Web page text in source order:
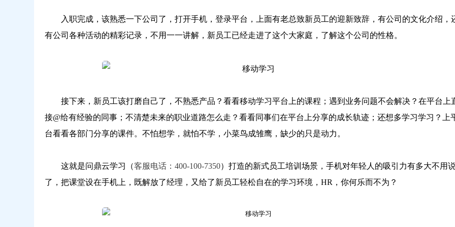
入职完成，该熟悉一下公司了，打开手机，登录平台，上面有老总致新员工的迎新致辞，有公司的文化介绍，
有公司各种活动的精彩记录，不用一一讲解，新员工已经走进了这个大家庭，了解这个公司的性格。
接下来，新员工该打磨自己了，不熟悉产品？看看移动学习平台上的课程；遇到业务问题不会解决？在平台上
接@给有经验的同事；不清楚未来的职业道路怎么走？看看同事们在平台上分享的成长轨迹；还想多学习学习？上
台看看各部门分享的课件。不怕想学，就怕不学，小菜鸟成雏鹰，缺少的只是动力。
这就是问鼎云学习（客服电话：400-100-7350）打造的新式员工培训场景，手机对年轻人的吸引力有多大不用
了，把课堂设在手机上，既解放了经理，又给了新员工轻松自在的学习环境，HR，你何乐而不为？